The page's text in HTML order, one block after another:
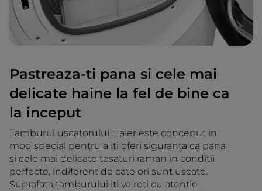
Pastreaza-ti pana si cele mai
delicate haine la fel de bine ca
la inceput
Tamburul uscatorului Haier este conceput in
mod special pentru a iti oferi siguranta ca pana
si cele mai delicate tesaturi raman in conditii
perfecte, indiferent de cate ori sunt uscate.
Suprafata tamburului iti va roti cu atentie